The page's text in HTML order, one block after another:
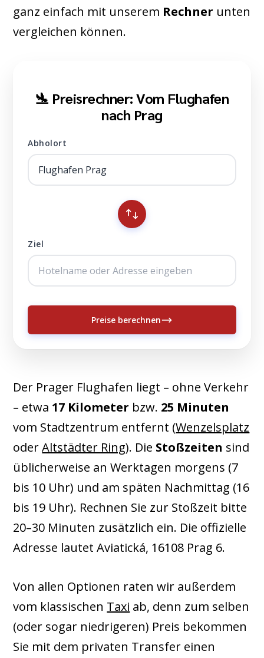
ganz einfach mit unserem Rechner unten
vergleichen können.
🛬 Preisrechner: Vom Flughafen
nach Prag
Abholort
Ziel
Preise berechnen
Der Prager Flughafen liegt – ohne Verkehr
– etwa 17 Kilometer bzw. 25 Minuten
vom Stadtzentrum entfernt (Wenzelsplatz
oderAltstädter Ring). Die Stoßzeiten sind
üblicherweise an Werktagen morgens (7
bis 10 Uhr) und am späten Nachmittag (16
bis 19 Uhr). Rechnen Sie zur Stoßzeit bitte
20–30 Minuten zusätzlich ein. Die offizielle
Adresse lautet Aviatická, 16108 Prag 6.
Von allen Optionen raten wir außerdem
vom klassischen Taxi ab, denn zum selben
(oder sogar niedrigeren) Preis bekommen
Sie mit dem privaten Transfer einen